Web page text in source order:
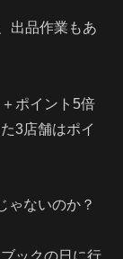
出品作業もあ
ポイント5倍
3店舗はポイ
ゃないのか？